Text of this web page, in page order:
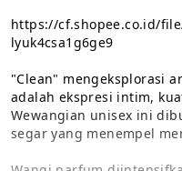
https://cf.shopee.co.id/
lyuk4csa1g6ge9
"Clean" mengeksplorasi
adalah ekspresi intim,
Wewangian unisex ini
segar yang menempel